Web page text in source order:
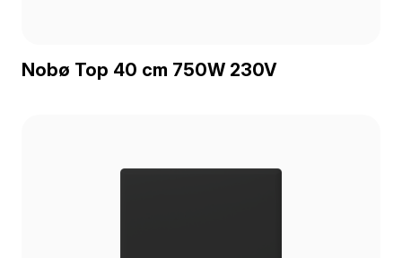
Nobø Top 40 cm 750W 230V